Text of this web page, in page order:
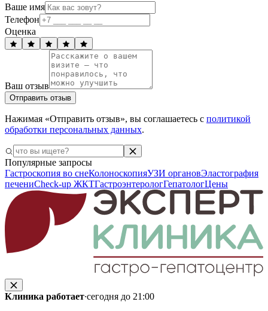
Ваше имя
Телефон
Оценка
Ваш отзыв
Отправить отзыв
Нажимая «Отправить отзыв», вы соглашаетесь с политикой
обработки персональных данных.
Популярные запросы
Гастроскопия во снеКолоноскопияУЗИ органовЭластография
печениCheck-up ЖКТГастроэнтерологГепатологЦены
Клиника работает·сегодня до 21:00